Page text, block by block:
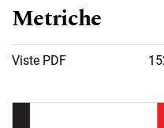
Metriche
Viste PDF
Immagine di copertina